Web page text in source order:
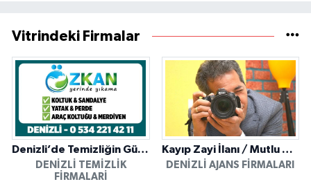
Vitrindeki Firmalar
Denizli’de Temizliğin Güvenilir Adresi: Özkan Yerinde Yıkama
DENIZLI TEMIZLIK
FIRMALARI
Kayıp Zayi İlanı / Mutlu Ajans / Denizli
DENIZLI AJANS FIRMALARI